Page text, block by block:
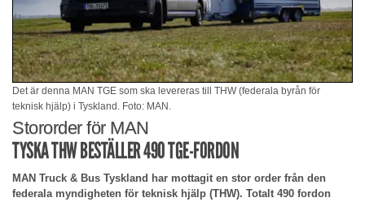
Det är denna MAN TGE som ska levereras till THW (federala byrån för
teknisk hjälp) i Tyskland. Foto: MAN.
Stororder för MAN
TYSKA THW BESTÄLLER 490 TGE-FORDON
MAN Truck & Bus Tyskland har mottagit en stor order från den
federala myndigheten för teknisk hjälp (THW). Totalt 490 fordon